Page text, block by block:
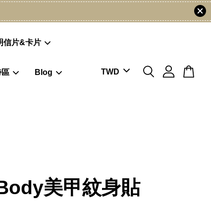
信片&卡片
Blog
美甲紋身貼